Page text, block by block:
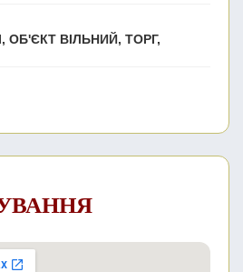
ОБ'ЄКТ ВІЛЬНИЙ, ТОРГ,